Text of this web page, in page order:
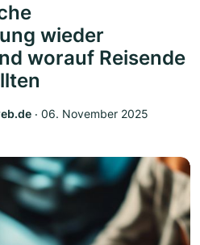
wieder
worauf Reisende
‧ 06. November 2025